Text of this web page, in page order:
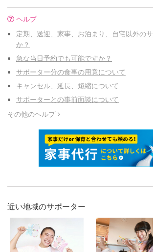
ヘルプ
定期、送迎、家事、お泊まり、自宅以外の
か？
急な当日予約でも可能ですか？
サポーター分の食事の用意について
キャンセル、延長、短縮について
サポーターとの事前面談について
その他のヘルプ
近い地域のサポーター